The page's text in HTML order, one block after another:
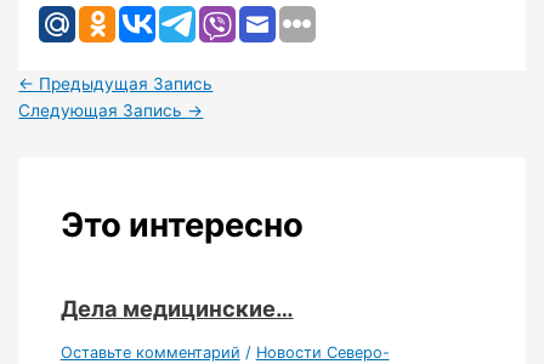
← Предыдущая Запись
Следующая Запись →
Это интересно
Дела медицинские…
Оставьте комментарий / Новости Северо-